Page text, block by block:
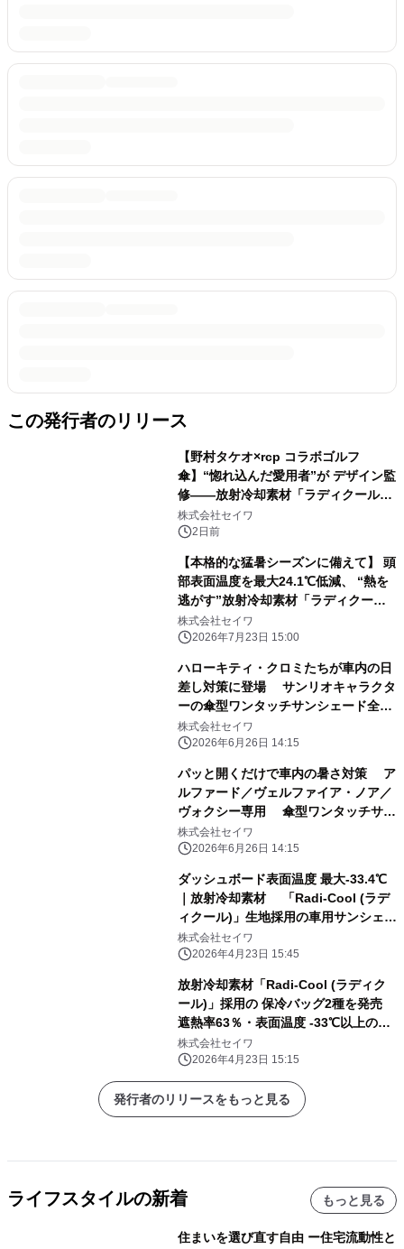
この発行者のリリース
【野村タケオ×rcp コラボゴルフ
傘】“惚れ込んだ愛用者”が デザイン監
修――放射冷却素材「ラディクール」
採用の日傘 『rcp』に人気ゴルフイラ
ストレーターの限定デザイン発売中
株式会社セイワ
2日前
【本格的な猛暑シーズンに備えて】 頭
部表面温度を最大24.1℃低減、 “熱を
逃がす”放射冷却素材「ラディクー
ル」を採用した 晴雨兼用日傘
『rcp』、全8タイプを展開
株式会社セイワ
2026年7月23日 15:00
ハローキティ・クロミたちが車内の日
差し対策に登場 サンリオキャラクタ
ーの傘型ワンタッチサンシェード全4
種を発売
株式会社セイワ
2026年6月26日 14:15
パッと開くだけで車内の暑さ対策 ア
ルファード／ヴェルファイア・ノア／
ヴォクシー専用 傘型ワンタッチサン
シェードを発売
株式会社セイワ
2026年6月26日 14:15
ダッシュボード表面温度 最大-33.4℃
｜放射冷却素材 「Radi-Cool (ラデ
ィクール)」生地採用の車用サンシェー
ド 2026年改良モデルを発売
株式会社セイワ
2026年4月23日 15:45
放射冷却素材「Radi-Cool (ラディク
ール)」採用の 保冷バッグ2種を発売
遮熱率63％・表面温度 -33℃以上の差
を実現
株式会社セイワ
2026年4月23日 15:15
発行者のリリースをもっと見る
ライフスタイルの新着 もっと見る
住まいを選び直す自由 ー住宅流動性と